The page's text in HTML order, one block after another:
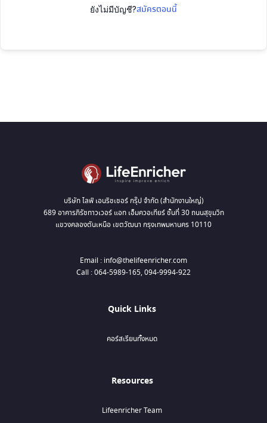
ยังไม่มีบัญชี?สมัครตอนนี้
บริษัท ไลฟ์ เอนริชเชอร์ กรุ๊ป จำกัด (สำนักงานใหญ่)
689 อาคารภิรัชทาวเวอร์ แอท เอ็มควอเทียร์ ชั้นที่ 30 ถนนสุขุมวิท
แขวงคลองตันเหนือ เขตวัฒนา กรุงเทพมหานคร 10110
Email : info@thelifeenricher.com
Call : 064-5989-165, 094-9994-922
Quick Links
คอร์สเรียนทั้งหมด
Resources
Lifeenricher Team